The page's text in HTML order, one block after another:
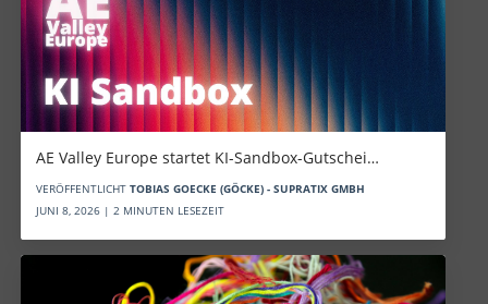
AE Valley Europe startet KI-Sandbox-Gutschei…
VERÖFFENTLICHT TOBIAS GOECKE (GÖCKE) - SUPRATIX GMBH
JUNI 8, 2026 | 2 MINUTEN LESEZEIT